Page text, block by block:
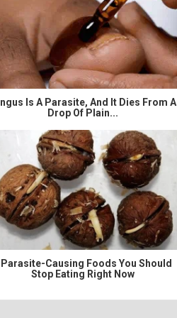
Is A Parasite, And It Dies From A
Drop Of Plain...
Causing Foods You Should
Stop Eating Right Now